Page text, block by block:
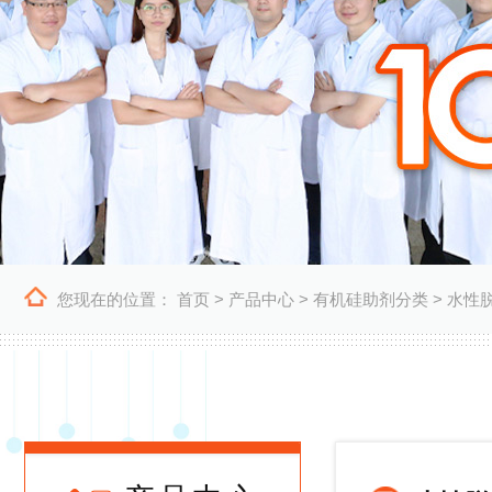
您现在的位置： 首页 > 产品中心 > 有机硅助剂分类 > 水性